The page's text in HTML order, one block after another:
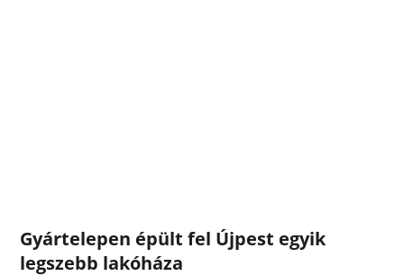
Gyártelepen épült fel Újpest egyik
legszebb lakóháza